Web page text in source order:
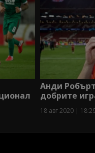
Анди
добрите
18 авг 2020 |